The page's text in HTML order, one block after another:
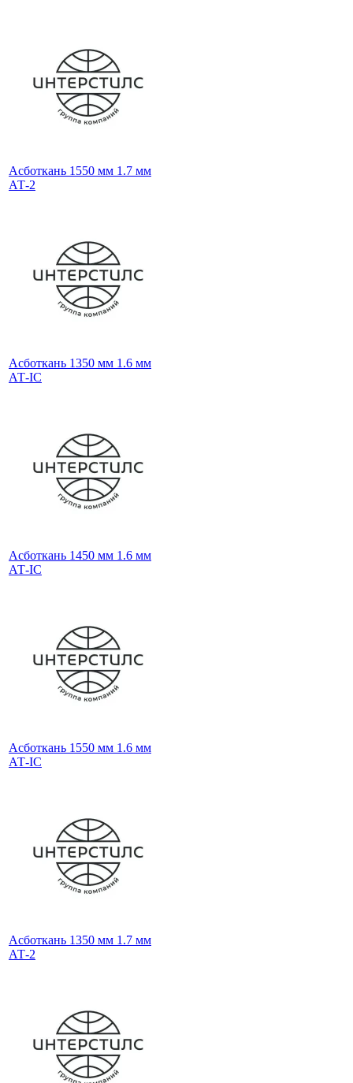
Асботкань 1550 мм 1.7 мм
АТ-2
Асботкань 1350 мм 1.6 мм
АТ-IС
Асботкань 1450 мм 1.6 мм
АТ-IС
Асботкань 1550 мм 1.6 мм
АТ-IС
Асботкань 1350 мм 1.7 мм
АТ-2